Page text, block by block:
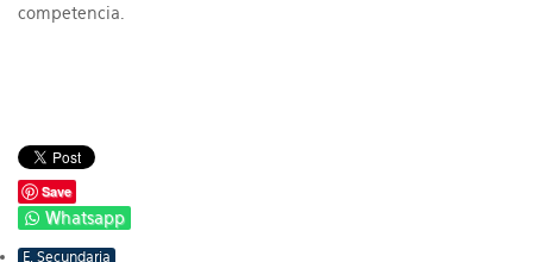
competencia.
Save
Whatsapp
E. Secundaria